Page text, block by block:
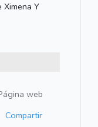
Y
web
Compartir